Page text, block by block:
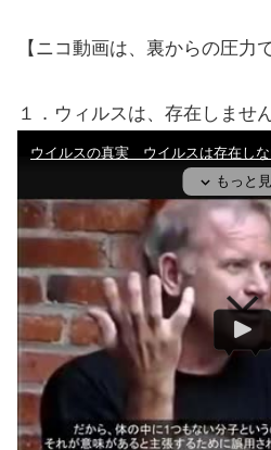
【ニコ動画は、裏からの圧力
１．ウィルスは、存在しません